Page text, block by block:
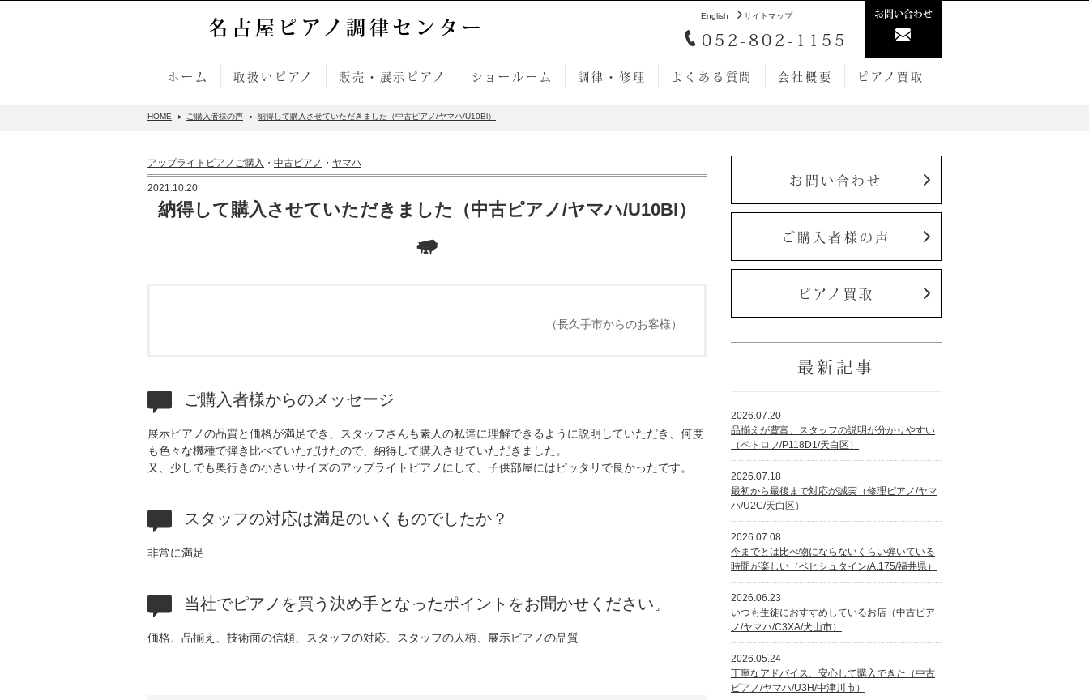
English サイトマップ
052-802-1155
お問い合わせ
名古屋ピアノ調律センター
ホーム 取扱いピアノ 販売・展示ピアノ ショールーム 調律・修理 よくある質問 会社概要 ピアノ買取
HOME ご購入者様の声 納得して購入させていただきました（中古ピアノ/ヤマハ/U10Bl）
アップライトピアノご購入 ・ 中古ピアノ ・ ヤマハ
2021.10.20
納得して購入させていただきました（中古ピアノ/ヤマハ/U10Bl）
（長久手市からのお客様）
ご購入者様からのメッセージ
展示ピアノの品質と価格が満足でき、スタッフさんも素人の私達に理解できるように説明していただき、何度
も色々な機種で弾き比べていただけたので、納得して購入させていただきました。
又、少しでも奥行きの小さいサイズのアップライトピアノにして、子供部屋にはピッタリで良かったです。
スタッフの対応は満足のいくものでしたか？
非常に満足
当社でピアノを買う決め手となったポイントをお聞かせください。
価格、品揃え、技術面の信頼、スタッフの対応、スタッフの人柄、展示ピアノの品質
お問い合わせ
ご購入者様の声
ピアノ買取
最新記事
2026.07.20
品揃えが豊富、スタッフの説明が分かりやすい
（ペトロフ/P118D1/天白区）
2026.07.18
最初から最後まで対応が誠実（修理ピアノ/ヤマ
ハ/U2C/天白区）
2026.07.08
今までとは比べ物にならないくらい弾いている
時間が楽しい（ベヒシュタイン/A.175/福井県）
2026.06.23
いつも生徒におすすめしているお店（中古ピア
ノ/ヤマハ/C3XA/犬山市）
2026.05.24
丁寧なアドバイス、安心して購入できた（中古
ピアノ/ヤマハ/U3H/中津川市）